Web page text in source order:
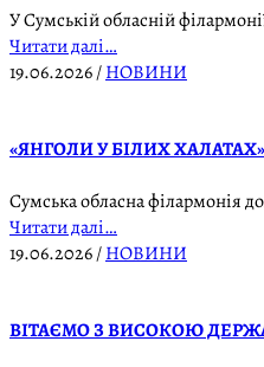
У Сумській обласній
Читати далі…
19.06.2026/НОВИНИ
«ЯНГОЛИ У БІЛИХ ХАЛАТАХ»
Сумська обласна філармонія
Читати далі…
19.06.2026/НОВИНИ
ВІТАЄМО З ВИСОКОЮ